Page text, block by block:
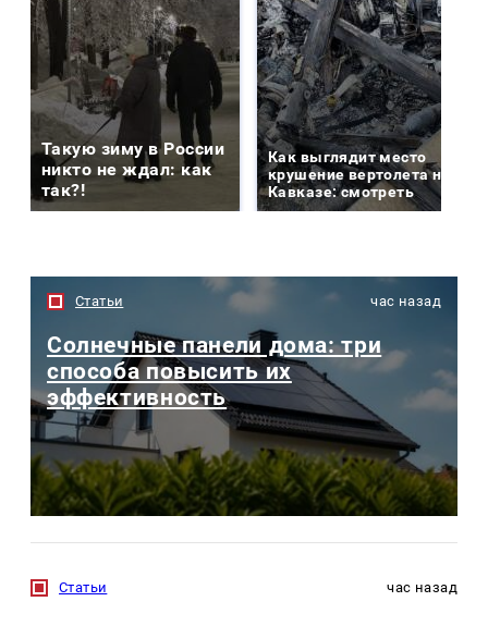
Такую зиму в России
никто не ждал: как
так?!
Как выглядит место
крушение вертолета на
Кавказе: смотреть
Статьи час назад
Солнечные панели дома: три
способа повысить их
эффективность
Статьи час назад